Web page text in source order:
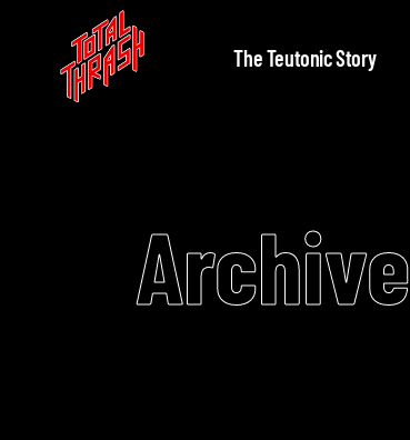
The Teutonic Story
Archive